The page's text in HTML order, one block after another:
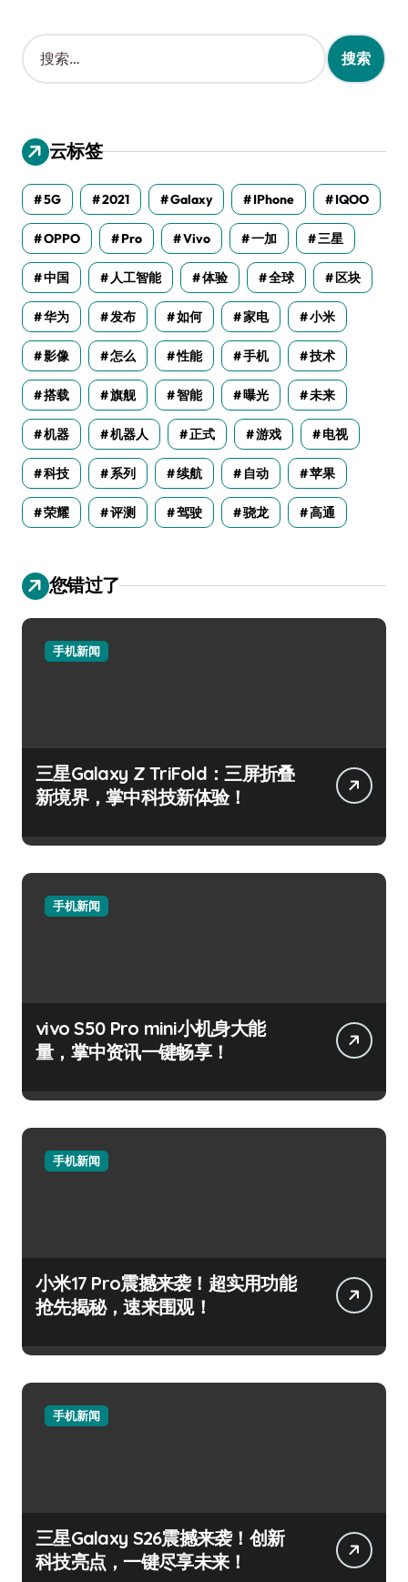
搜
索
：
云标签
5G 2021 Galaxy IPhone IQOO
OPPO Pro Vivo 一加 三星
中国 人工智能 体验 全球 区块
华为 发布 如何 家电 小米
影像 怎么 性能 手机 技术
搭载 旗舰 智能 曝光 未来
机器 机器人 正式 游戏 电视
科技 系列 续航 自动 苹果
荣耀 评测 驾驶 骁龙 高通
您错过了
手机新闻
三星Galaxy Z TriFold：三屏折叠
新境界，掌中科技新体验！
手机新闻
vivo S50 Pro mini小机身大能
量，掌中资讯一键畅享！
手机新闻
小米17 Pro震撼来袭！超实用功能
抢先揭秘，速来围观！
手机新闻
三星Galaxy S26震撼来袭！创新
科技亮点，一键尽享未来！